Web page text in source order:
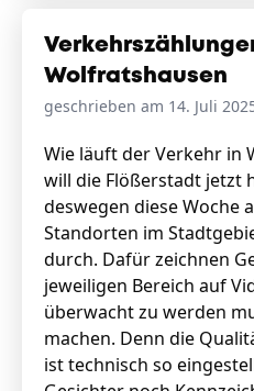
Wolfratshausen
geschrieben am 14. Juli
Wie läuft der Verkehr in
will die Flößerstadt jetzt
deswegen diese Woche
Standorten im
durch. Dafür zeichnen
jeweiligen Bereich auf
überwacht zu werden
machen. Denn die
ist technisch so